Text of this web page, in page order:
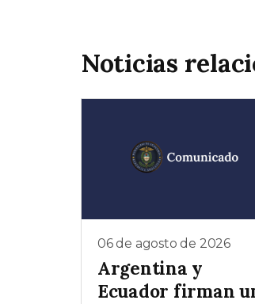
Noticias
06 de agosto de 2026
Argentina y
Ecuador firman